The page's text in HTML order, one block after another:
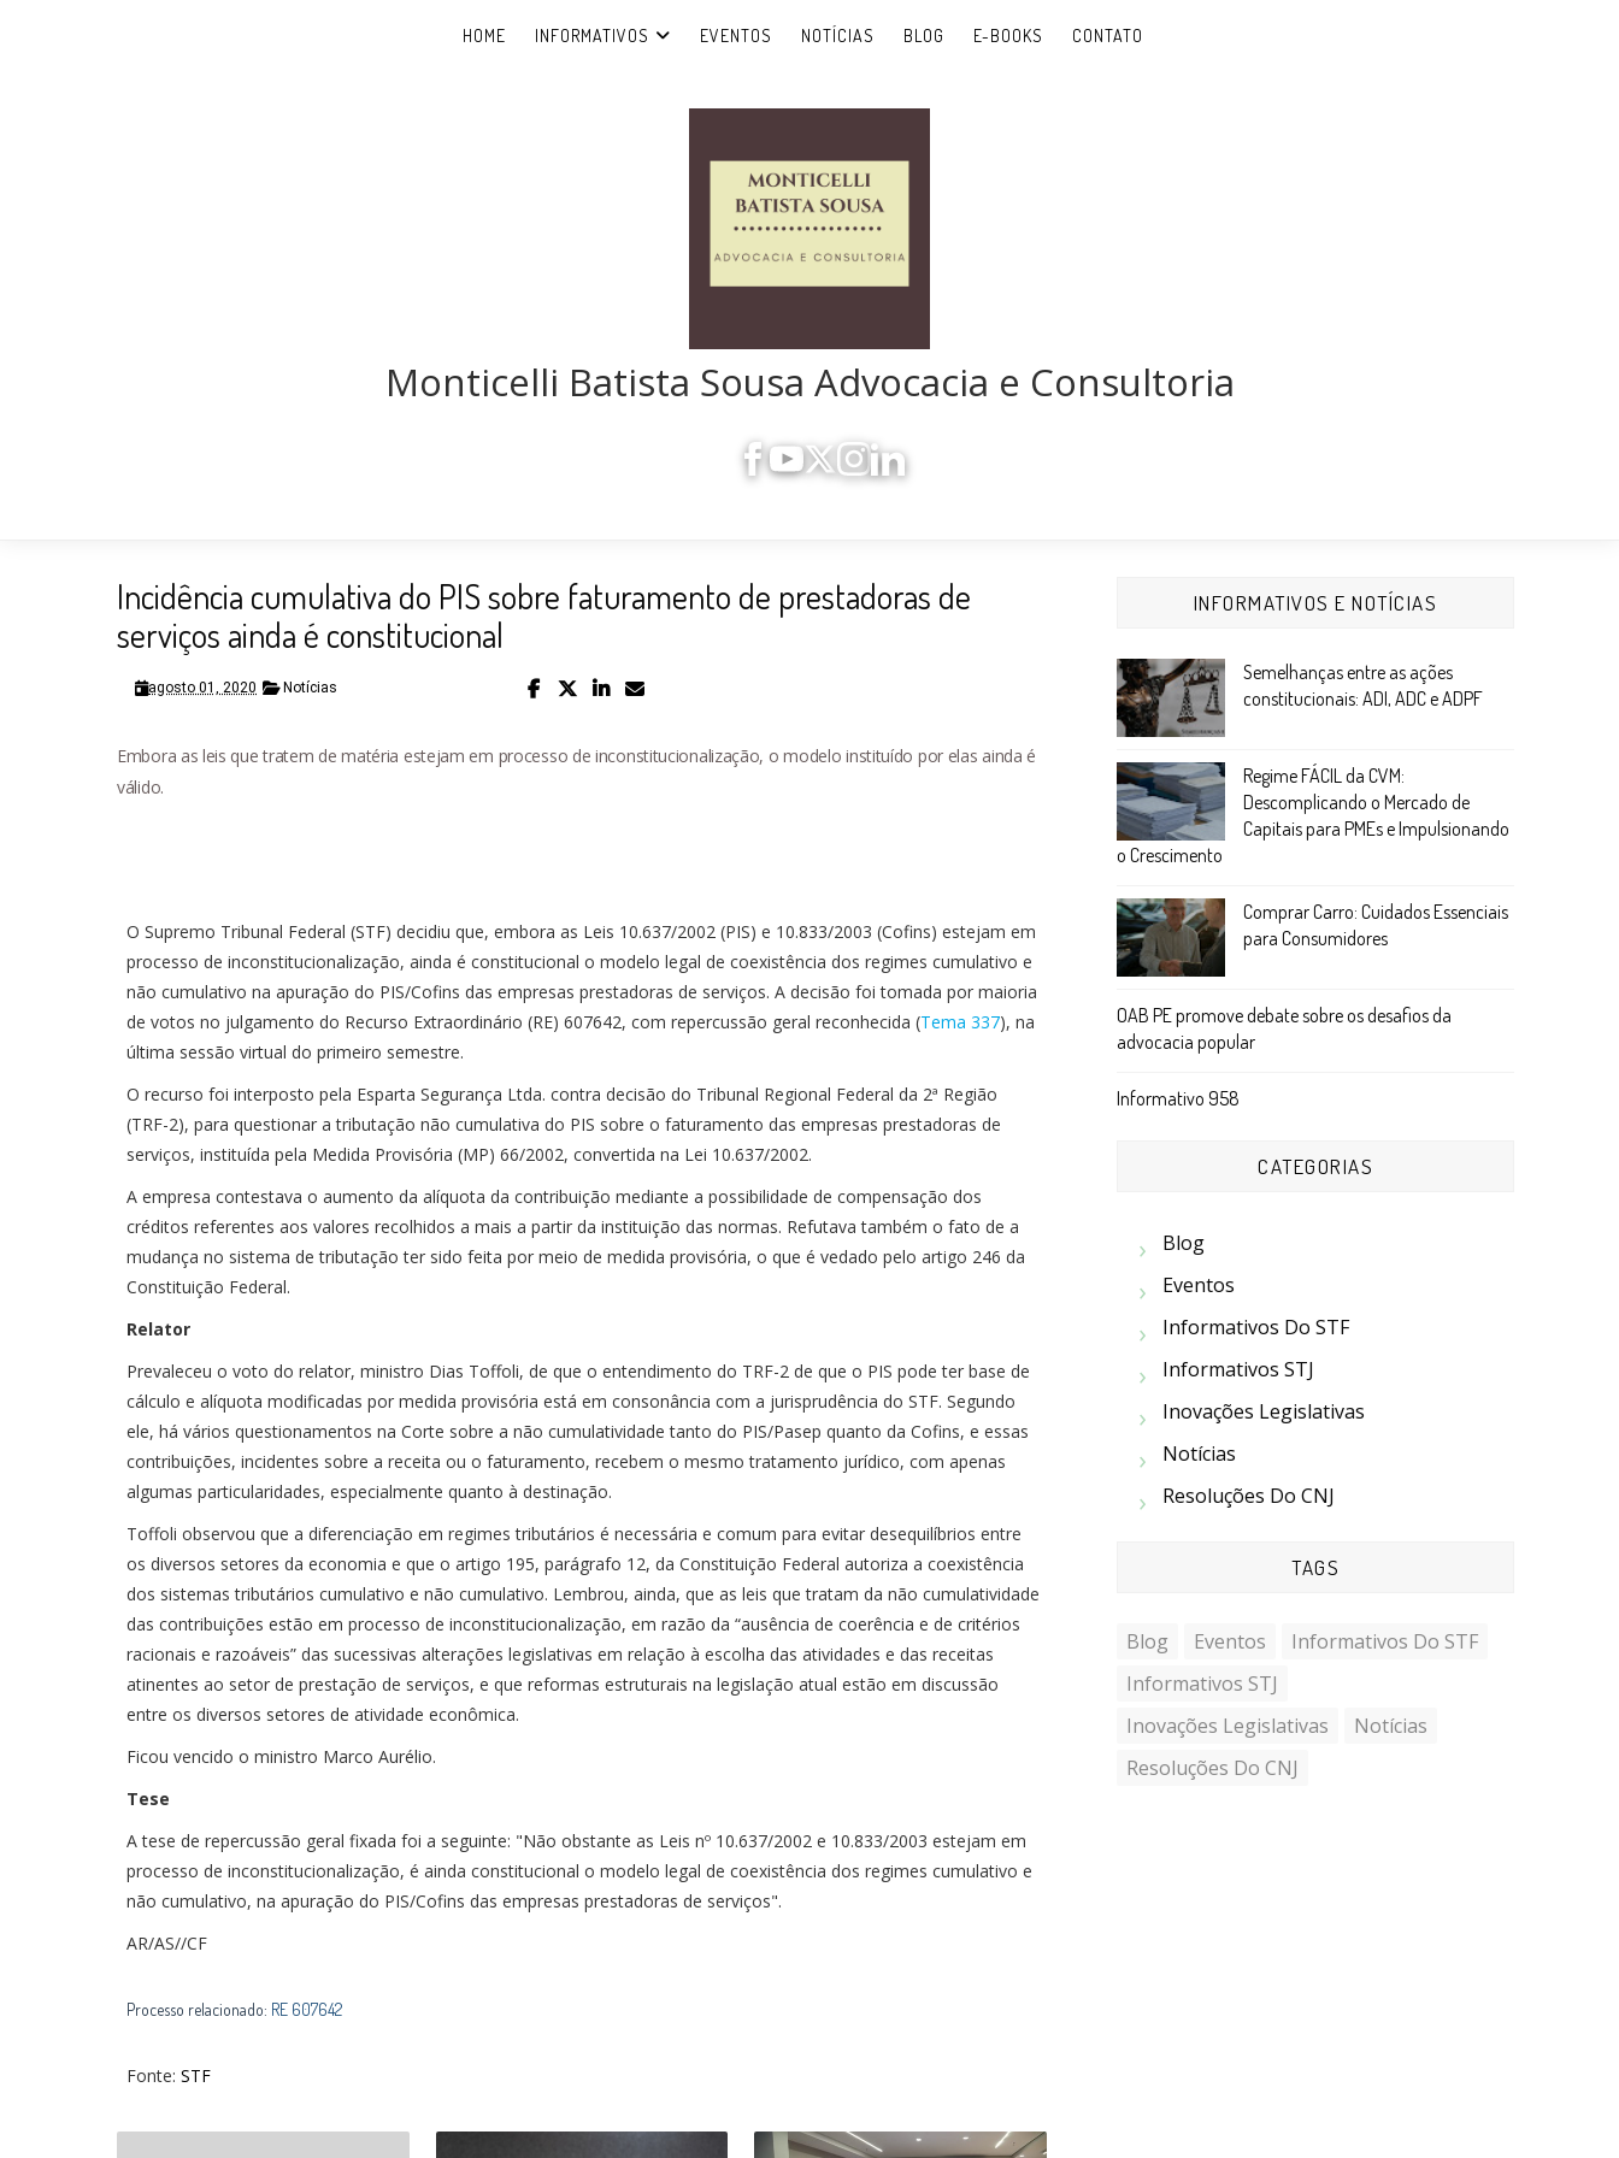
HOME INFORMATIVOS EVENTOS NOTÍCIAS BLOG E-BOOKS CONTATO
Monticelli Batista Sousa Advocacia e Consultoria
Incidência cumulativa do PIS sobre faturamento de prestadoras de
serviços ainda é constitucional
agosto 01, 2020 Notícias
Embora as leis que tratem de matéria estejam em processo de inconstitucionalização, o modelo instituído por elas ainda é
válido.
O Supremo Tribunal Federal (STF) decidiu que, embora as Leis 10.637/2002 (PIS) e 10.833/2003 (Cofins) estejam em
processo de inconstitucionalização, ainda é constitucional o modelo legal de coexistência dos regimes cumulativo e
não cumulativo na apuração do PIS/Cofins das empresas prestadoras de serviços. A decisão foi tomada por maioria
de votos no julgamento do Recurso Extraordinário (RE) 607642, com repercussão geral reconhecida (Tema 337), na
última sessão virtual do primeiro semestre.
O recurso foi interposto pela Esparta Segurança Ltda. contra decisão do Tribunal Regional Federal da 2ª Região
(TRF-2), para questionar a tributação não cumulativa do PIS sobre o faturamento das empresas prestadoras de
serviços, instituída pela Medida Provisória (MP) 66/2002, convertida na Lei 10.637/2002.
A empresa contestava o aumento da alíquota da contribuição mediante a possibilidade de compensação dos
créditos referentes aos valores recolhidos a mais a partir da instituição das normas. Refutava também o fato de a
mudança no sistema de tributação ter sido feita por meio de medida provisória, o que é vedado pelo artigo 246 da
Constituição Federal.
Relator
Prevaleceu o voto do relator, ministro Dias Toffoli, de que o entendimento do TRF-2 de que o PIS pode ter base de
cálculo e alíquota modificadas por medida provisória está em consonância com a jurisprudência do STF. Segundo
ele, há vários questionamentos na Corte sobre a não cumulatividade tanto do PIS/Pasep quanto da Cofins, e essas
contribuições, incidentes sobre a receita ou o faturamento, recebem o mesmo tratamento jurídico, com apenas
algumas particularidades, especialmente quanto à destinação.
Toffoli observou que a diferenciação em regimes tributários é necessária e comum para evitar desequilíbrios entre
os diversos setores da economia e que o artigo 195, parágrafo 12, da Constituição Federal autoriza a coexistência
dos sistemas tributários cumulativo e não cumulativo. Lembrou, ainda, que as leis que tratam da não cumulatividade
das contribuições estão em processo de inconstitucionalização, em razão da “ausência de coerência e de critérios
racionais e razoáveis” das sucessivas alterações legislativas em relação à escolha das atividades e das receitas
atinentes ao setor de prestação de serviços, e que reformas estruturais na legislação atual estão em discussão
entre os diversos setores de atividade econômica.
Ficou vencido o ministro Marco Aurélio.
Tese
A tese de repercussão geral fixada foi a seguinte: "Não obstante as Leis nº 10.637/2002 e 10.833/2003 estejam em
processo de inconstitucionalização, é ainda constitucional o modelo legal de coexistência dos regimes cumulativo e
não cumulativo, na apuração do PIS/Cofins das empresas prestadoras de serviços".
AR/AS//CF
Processo relacionado: RE 607642
Fonte: STF
INFORMATIVOS E NOTÍCIAS
Semelhanças entre as ações
constitucionais: ADI, ADC e ADPF
Regime FÁCIL da CVM:
Descomplicando o Mercado de
Capitais para PMEs e Impulsionando
o Crescimento
Comprar Carro: Cuidados Essenciais
para Consumidores
OAB PE promove debate sobre os desafios da
advocacia popular
Informativo 958
CATEGORIAS
Blog
Eventos
Informativos Do STF
Informativos STJ
Inovações Legislativas
Notícias
Resoluções Do CNJ
TAGS
Blog Eventos
Informativos Do STF
Informativos STJ
Inovações Legislativas
Notícias
Resoluções Do CNJ